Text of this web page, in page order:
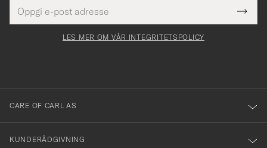
postadresse
felt
Tack
för
dig
till
vårt
nyhetsbrev!
LES MER OM VÅR INTEGRITETSPOLICY
CARE OF CARL AS
KUNDERÅDGIVNING